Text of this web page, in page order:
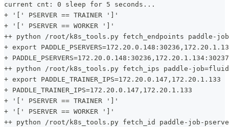
current cnt: 0 sleep for 5 seconds...
+ '[' PSERVER == TRAINER ']'
+ '[' PSERVER == WORKER ']'
++ python /root/k8s_tools.py fetch_endpoints paddle-
+ export
+ PADDLE_PSERVERS=172.20.0.148:30236,172.20.1.134:30237
++ python /root/k8s_tools.py fetch_ips paddle-
+ export PADDLE_TRAINER_IPS=172.20.0.147,172.20.1.133
+ PADDLE_TRAINER_IPS=172.20.0.147,172.20.1.133
+ '[' PSERVER == TRAINER ']'
+ '[' PSERVER == WORKER ']'
++ python /root/k8s_tools.py fetch_id paddle-job-